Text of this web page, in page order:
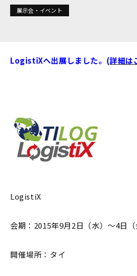
展示会・イベント
LogistiXへ出展しました。(詳細は
LogistiX
会期：2015年9月2日（水）～4日（
開催場所：タイ